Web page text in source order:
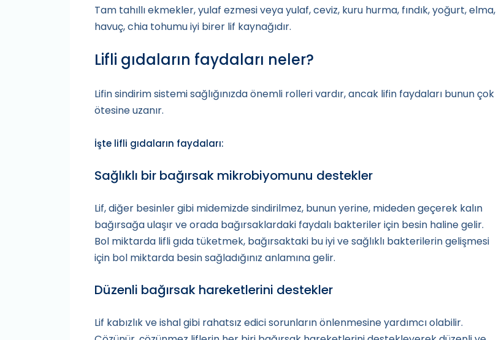
Tam tahıllı ekmekler, yulaf ezmesi veya yulaf, ceviz, kuru hurma, fındık, yoğurt, elma,
havuç, chia tohumu iyi birer lif kaynağıdır.
Lifli gıdaların faydaları neler?
Lifin sindirim sistemi sağlığınızda önemli rolleri vardır, ancak lifin faydaları bunun çok
ötesine uzanır.
İşte lifli gıdaların faydaları:
Sağlıklı bir bağırsak mikrobiyomunu destekler
Lif, diğer besinler gibi midemizde sindirilmez, bunun yerine, mideden geçerek kalın
bağırsağa ulaşır ve orada bağırsaklardaki faydalı bakteriler için besin haline gelir.
Bol miktarda lifli gıda tüketmek, bağırsaktaki bu iyi ve sağlıklı bakterilerin gelişmesi
için bol miktarda besin sağladığınız anlamına gelir.
Düzenli bağırsak hareketlerini destekler
Lif kabızlık ve ishal gibi rahatsız edici sorunların önlenmesine yardımcı olabilir.